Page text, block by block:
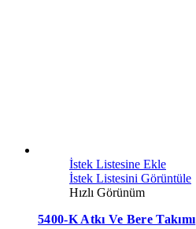
İstek Listesine Ekle
İstek Listesini Görüntüle
Hızlı Görünüm
5400-K Atkı Ve Bere Takımı